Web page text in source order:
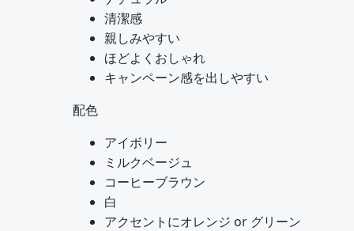
清潔感
親しみやすい
ほどよくおしゃれ
キャンペーン感を出しやすい
配色
アイボリー
ミルクベージュ
コーヒーブラウン
白
アクセントにオレンジ or グリーン